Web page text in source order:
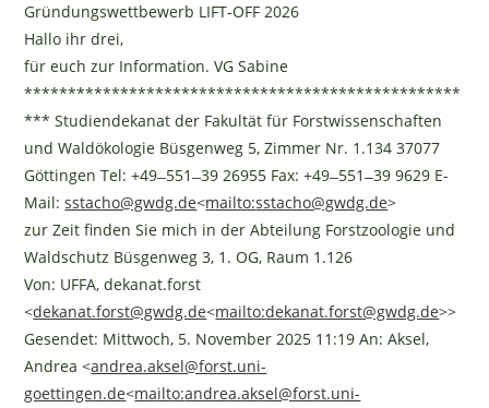
Gründungswettbewerb LIFT-OFF 2026
Hallo ihr drei,
für euch zur Information. VG Sabine
**************************************************
*** Studiendekanat der Fakultät für Forstwissenschaften
und Waldökologie Büsgenweg 5, Zimmer Nr. 1.134 37077
Göttingen Tel: +49 ̶ 551 ̶ 39 26955 Fax: +49 ̶ 551 ̵̶ 39 9629 E-
Mail:sstacho@gwdg.de<mailto:sstacho@gwdg.de>
zur Zeit finden Sie mich in der Abteilung Forstzoologie und
Waldschutz Büsgenweg 3, 1. OG, Raum 1.126
Von: UFFA, dekanat.forst
<dekanat.forst@gwdg.de<mailto:dekanat.forst@gwdg.de>>
Gesendet: Mittwoch, 5. November 2025 11:19 An: Aksel,
Andrea <andrea.aksel@forst.uni-
goettingen.de<mailto:andrea.aksel@forst.uni-